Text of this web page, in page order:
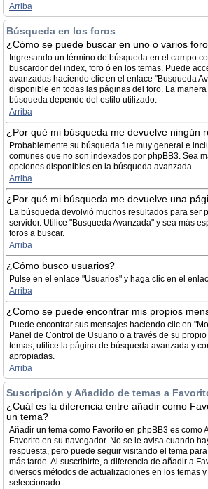
Arriba
Búsqueda en los foros
¿Cómo se puede buscar en uno o varios
Ingresando un término de búsqueda en el campo
buscardor del index, foro ó en los temas. Puede
avanzadas haciendo clic en el enlace "Busqueda
disponible en todas las páginas del foro. La
búsqueda depende del estilo utilizado.
Arriba
¿Por qué mi búsqueda me devuelve ningún
Probablemente su búsqueda fue muy general e
comunes que no son indexados por phpBB3. Sea
opciones disponibles en la búsqueda avanzada.
Arriba
¿Por qué mi búsqueda me devuelve una
La búsqueda devolvió muchos resultados para ser
servidor. Utilice "Busqueda Avanzada" y sea más
foros a buscar.
Arriba
¿Cómo busco usuarios?
Pulse en el enlace "Usuarios" y haga clic en el
Arriba
¿Como se puede encontrar mis propios
Puede encontrar sus mensajes haciendo clic en
Panel de Control de Usuario o a través de su
temas, utilice la página de búsqueda avanzada y
apropiadas.
Arriba
Suscripción y Añadido de temas a
¿Cuál es la diferencia entre añadir como
un tema?
Añadir un tema como Favorito en phpBB3 es como
Favorito en su navegador. No se le avisa cuando
respuesta, pero puede seguir visitando el tema
más tarde. Al suscribirte, a diferencia de añadir a
diversos métodos de actualizaciones en los temas
seleccionado.